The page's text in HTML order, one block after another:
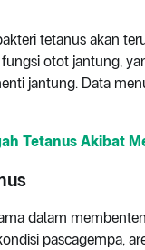
tetanus akan
otot jantung,
jantung. Data
Tetanus Akibat
dalam
pascagempa,